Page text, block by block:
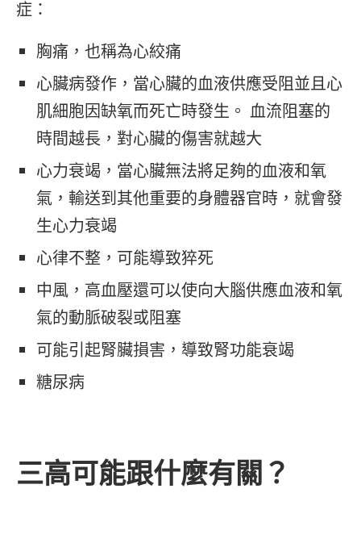
症：
胸痛，也稱為心絞痛
心臟病發作，當心臟的血液供應受阻並且心
肌細胞因缺氧而死亡時發生。 血流阻塞的
時間越長，對心臟的傷害就越大
心力衰竭，當心臟無法將足夠的血液和氧
氣，輸送到其他重要的身體器官時，就會發
生心力衰竭
心律不整，可能導致猝死
中風，高血壓還可以使向大腦供應血液和氧
氣的動脈破裂或阻塞
可能引起腎臟損害，導致腎功能衰竭
糖尿病
三高可能跟什麼有關？